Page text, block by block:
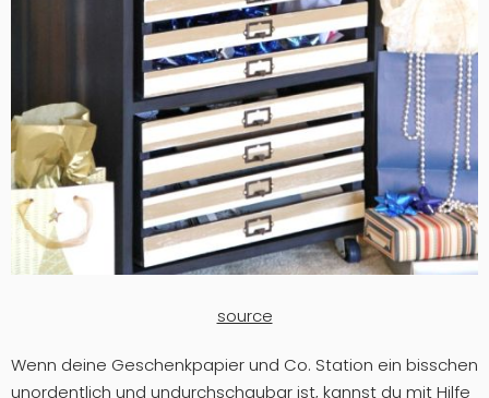
source
Wenn deine Geschenkpapier und Co. Station ein bisschen
unordentlich und undurchschaubar ist, kannst du mit Hilfe